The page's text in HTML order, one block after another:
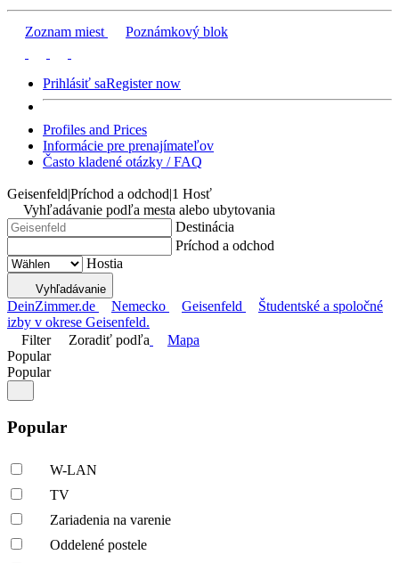
Zoznam miest Poznámkový blok
Prihlásiť saRegister now
Profiles and Prices
Informácie pre prenajímateľov
Často kladené otázky / FAQ
Geisenfeld|Príchod a odchod|1 Hosť
Vyhľadávanie podľa mesta alebo ubytovania
Destinácia
Príchod a odchod
Hostia
Vyhľadávanie
DeinZimmer.de Nemecko Geisenfeld
Študentské a spoločné
izby v okrese Geisenfeld.
Filter
Zoradiť podľa
Mapa
Popular
Popular
Popular
W-LAN
TV
Zariadenia na varenie
Oddelené postele